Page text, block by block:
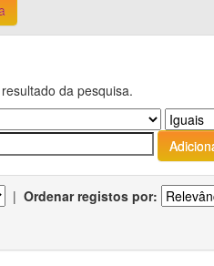
da pesquisa.
| Ordenar registos por: